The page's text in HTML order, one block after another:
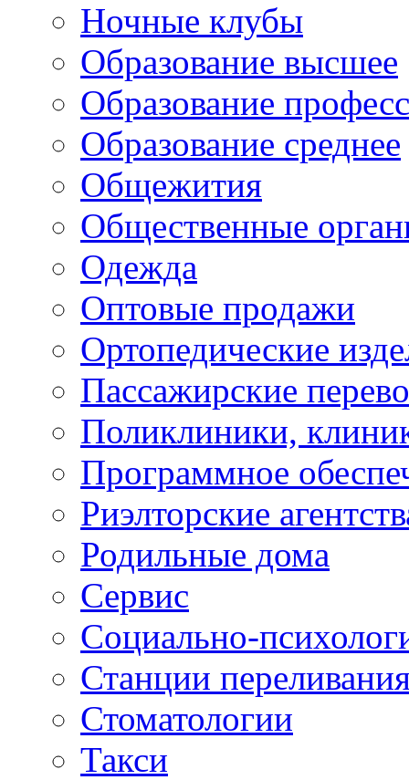
Ночные клубы
Образование высшее
Образование
Образование среднее
Общежития
Общественные
Одежда
Оптовые продажи
Ортопедические
Пассажирские
Поликлиники,
Программное
Риэлторские
Родильные дома
Сервис
Социально-
Станции
Стоматологии
Такси